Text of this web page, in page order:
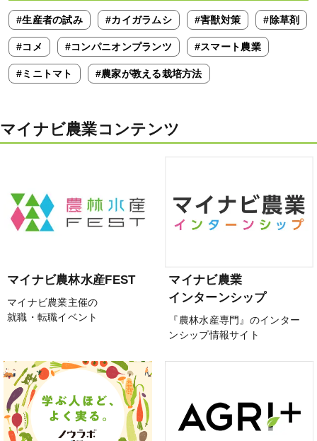
#生産者の試み #カイガラムシ #害獣対策 #除草剤
#コメ #コンパニオンプランツ #スマート農業
#ミニトマト #農家が教える栽培方法
マイナビ農業コンテンツ
マイナビ農林水産FEST
マイナビ農業主催の
就職・転職イベント
マイナビ農業
インターンシップ
『農林水産専門』のインター
ンシップ情報サイト